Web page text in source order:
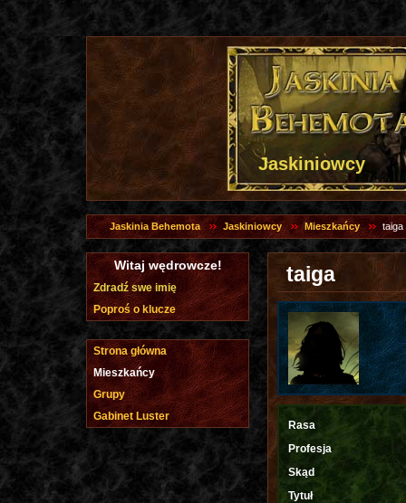
Jaskiniowcy
Jaskinia Behemota Jaskiniowcy Mieszkańcy taiga
taiga
Rasa
Profesja
Skąd
Tytuł
Witaj wędrowcze!
Zdradź swe imię
Poproś o klucze
Strona główna
Mieszkańcy
Grupy
Gabinet Luster